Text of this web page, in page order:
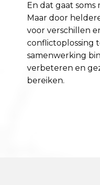
En dat gaat
Maar door
voor verschillen
conflictoplossing
samenwerking
verbeteren en
bereiken.